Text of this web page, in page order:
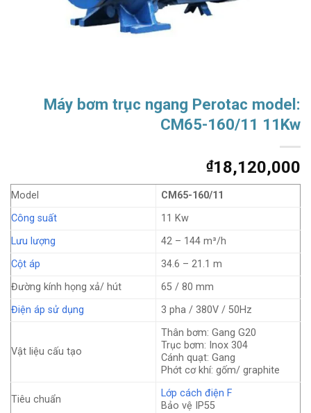
Máy bơm trục ngang Perotac model:
CM65-160/11 11Kw
₫18,120,000
Model
CM65-160/11
Công suất
11 Kw
Lưu lượng
42 – 144 m³/h
Cột áp
34.6 – 21.1 m
Đường kính họng xả/ hút
65 / 80 mm
Điện áp sử dụng
3 pha / 380V / 50Hz
Vật liệu cấu tạo
Thân bơm: Gang G20
Trục bơm: Inox 304
Cánh quạt: Gang
Phớt cơ khí: gốm/ graphite
Tiêu chuẩn
Lớp cách điện F
Bảo vệ IP55